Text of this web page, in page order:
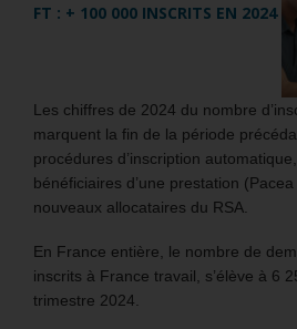
FT : + 100 000 INSCRITS EN 2024
Les chiffres de 2024 du nombre
marquent la fin de la période
procédures d’inscription
bénéficiaires d’une prestation
nouveaux allocataires du RSA.
En France entière, le nombre de
inscrits à France travail, s’élève à 6
trimestre 2024.